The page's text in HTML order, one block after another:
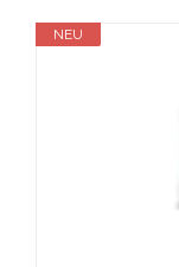
NEU